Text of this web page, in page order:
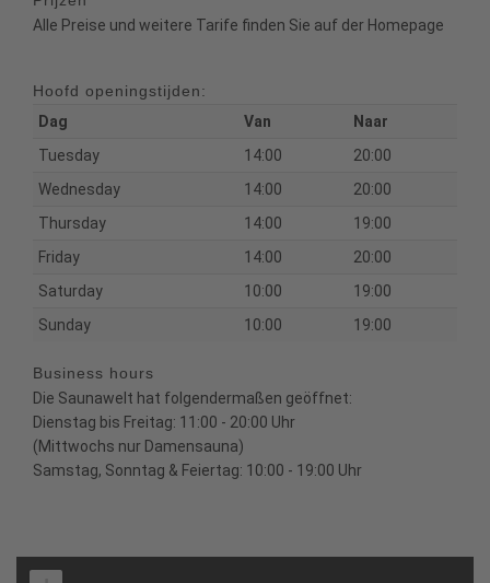
Alle Preise und weitere Tarife finden Sie auf der Homepage
Hoofd openingstijden:
Dag
Van
Naar
Tuesday
14:00
20:00
Wednesday
14:00
20:00
Thursday
14:00
19:00
Friday
14:00
20:00
Saturday
10:00
19:00
Sunday
10:00 19:00
Business hours
Die Saunawelt hat folgendermaßen geöffnet:
Dienstag bis Freitag: 11:00 - 20:00 Uhr
(Mittwochs nur Damensauna)
Samstag, Sonntag & Feiertag: 10:00 - 19:00 Uhr